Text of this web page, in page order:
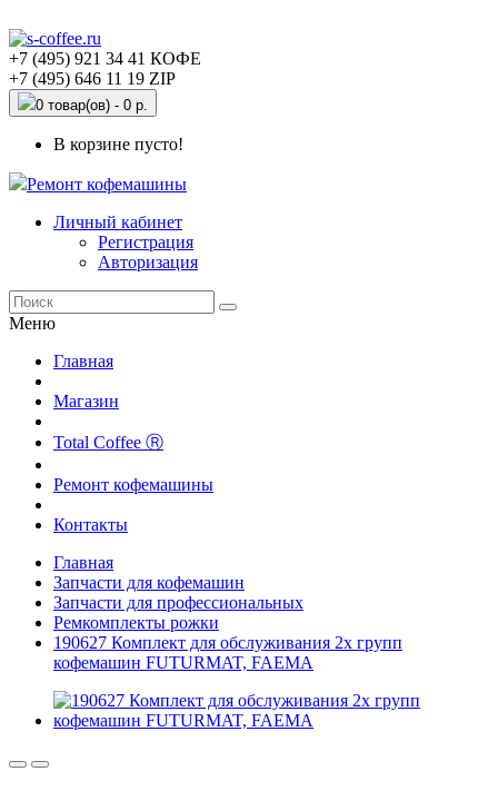
+7 (495) 921 34 41 КОФЕ
+7 (495) 646 11 19 ZIP
0 товар(ов) - 0 р.
В корзине пусто!
Ремонт кофемашины
Личный кабинет
Регистрация
Авторизация
Меню
Главная
Магазин
Total Coffee Ⓡ
Ремонт кофемашины
Контакты
Главная
Запчасти для кофемашин
Запчасти для профессиональных
Ремкомплекты рожки
190627 Комплект для обслуживания 2х групп
кофемашин FUTURMAT, FAEMA